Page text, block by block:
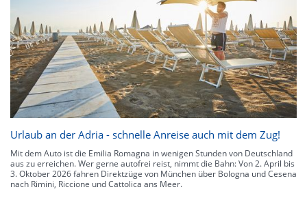
Urlaub an der Adria - schnelle Anreise auch mit dem Zug!
Mit dem Auto ist die Emilia Romagna in wenigen Stunden von Deutschland
aus zu erreichen. Wer gerne autofrei reist, nimmt die Bahn: Von 2. April bis
3. Oktober 2026 fahren Direktzüge von München über Bologna und Cesena
nach Rimini, Riccione und Cattolica ans Meer.